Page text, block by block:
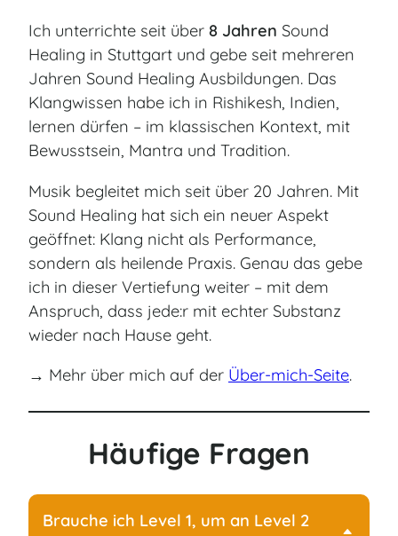
Ich unterrichte seit über 8 Jahren Sound
Healing in Stuttgart und gebe seit mehreren
Jahren Sound Healing Ausbildungen. Das
Klangwissen habe ich in Rishikesh, Indien,
lernen dürfen – im klassischen Kontext, mit
Bewusstsein, Mantra und Tradition.
Musik begleitet mich seit über 20 Jahren. Mit
Sound Healing hat sich ein neuer Aspekt
geöffnet: Klang nicht als Performance,
sondern als heilende Praxis. Genau das gebe
ich in dieser Vertiefung weiter – mit dem
Anspruch, dass jede:r mit echter Substanz
wieder nach Hause geht.
→ Mehr über mich auf der Über-mich-Seite.
Häufige Fragen
Brauche ich Level 1, um an Level 2